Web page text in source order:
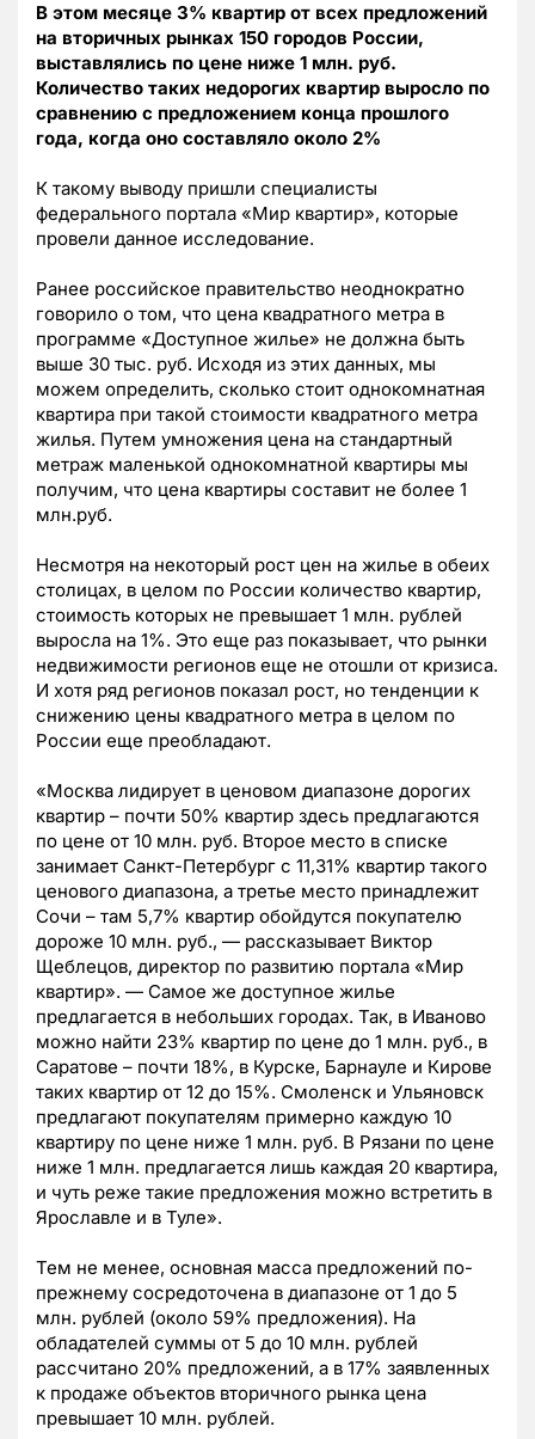
В этом месяце 3% квартир от всех предложений
на вторичных рынках 150 городов России,
выставлялись по цене ниже 1 млн. руб.
Количество таких недорогих квартир выросло по
сравнению с предложением конца прошлого
года, когда оно составляло около 2%
К такому выводу пришли специалисты
федерального портала «Мир квартир», которые
провели данное исследование.
Ранее российское правительство неоднократно
говорило о том, что цена квадратного метра в
программе «Доступное жилье» не должна быть
выше 30 тыс. руб. Исходя из этих данных, мы
можем определить, сколько стоит однокомнатная
квартира при такой стоимости квадратного метра
жилья. Путем умножения цена на стандартный
метраж маленькой однокомнатной квартиры мы
получим, что цена квартиры составит не более 1
млн.руб.
Несмотря на некоторый рост цен на жилье в обеих
столицах, в целом по России количество квартир,
стоимость которых не превышает 1 млн. рублей
выросла на 1%. Это еще раз показывает, что рынки
недвижимости регионов еще не отошли от кризиса.
И хотя ряд регионов показал рост, но тенденции к
снижению цены квадратного метра в целом по
России еще преобладают.
«Москва лидирует в ценовом диапазоне дорогих
квартир – почти 50% квартир здесь предлагаются
по цене от 10 млн. руб. Второе место в списке
занимает Санкт-Петербург с 11,31% квартир такого
ценового диапазона, а третье место принадлежит
Сочи – там 5,7% квартир обойдутся покупателю
дороже 10 млн. руб., — рассказывает Виктор
Щеблецов, директор по развитию портала «Мир
квартир». — Самое же доступное жилье
предлагается в небольших городах. Так, в Иваново
можно найти 23% квартир по цене до 1 млн. руб., в
Саратове – почти 18%, в Курске, Барнауле и Кирове
таких квартир от 12 до 15%. Смоленск и Ульяновск
предлагают покупателям примерно каждую 10
квартиру по цене ниже 1 млн. руб. В Рязани по цене
ниже 1 млн. предлагается лишь каждая 20 квартира,
и чуть реже такие предложения можно встретить в
Ярославле и в Туле».
Тем не менее, основная масса предложений по-
прежнему сосредоточена в диапазоне от 1 до 5
млн. рублей (около 59% предложения). На
обладателей суммы от 5 до 10 млн. рублей
рассчитано 20% предложений, а в 17% заявленных
к продаже объектов вторичного рынка цена
превышает 10 млн. рублей.